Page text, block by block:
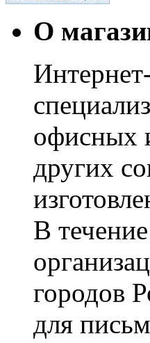
О
офисных
других
В
городов
для